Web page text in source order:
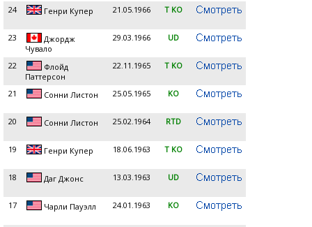
24 Генри Купер 21.05.1966 T KO
23
Джордж
Чувало
29.03.1966 UD
22
Флойд
Паттерсон
22.11.1965 T KO
21 Сонни Листон 25.05.1965 KO
20 Сонни Листон 25.02.1964 RTD
19 Генри Купер 18.06.1963 T KO
18 Даг Джонс 13.03.1963 UD
17 Чарли Пауэлл 24.01.1963 KO